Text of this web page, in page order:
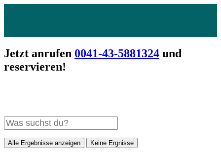
Jetzt anrufen 0041-43-5881324 und
reservieren!
Alle Ergebnisse anzeigen Keine Ergnisse